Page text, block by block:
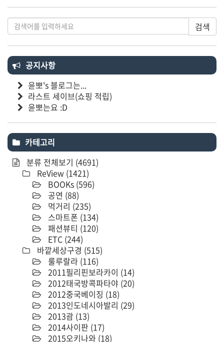
검색
공지사항
윤뽀's 블로그는...
라스트 세이브(쇼핑 적립)
윤뽀는요 :D
카테고리
분류 전체보기 (4691)
ReView (1421)
BOOKs (596)
공연 (88)
먹거리 (235)
스마트폰 (134)
패션뷰티 (120)
ETC (244)
바깥세상구경 (515)
룰루랄라 (116)
2011필리핀보라카이 (14)
2012태국방콕파타야 (20)
2012중국베이징 (18)
2013인도네시아발리 (29)
2013괌 (13)
2014사이판 (17)
2015오키나와 (18)